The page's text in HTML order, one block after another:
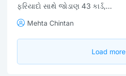
ફરિયાદો સાથે જોડાણ 43 કાર્ડ,…
Mehta Chintan
Load more